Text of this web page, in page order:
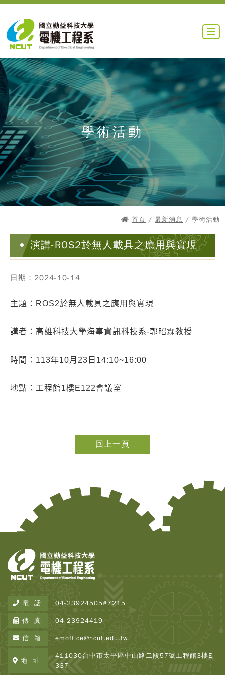
學術活動
首頁 / 最新消息 / 學術活動
演講-ROS2於無人載具之應用與實現
日期：2024-10-14
主題： ROS2於無人載具之應用與實現
講者：高雄科技大學海事資訊科技系-郭昭霖教授
時間：113年10月23日14:10~16:00
地點：工程館1樓E122會議室
回上一頁
電 話 04-23924505#7215
傳 真 04-23924419
信 箱 emoffice@ncut.edu.tw
地 址
411030台中市太平區中山路二段57號工程館3樓E
337